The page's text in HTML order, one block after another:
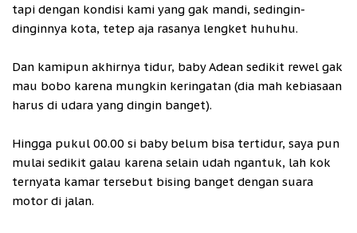
tapi dengan kondisi kami yang gak mandi, sedingin-
dinginnya kota, tetep aja rasanya lengket huhuhu.
Dan kamipun akhirnya tidur, baby Adean sedikit rewel gak
mau bobo karena mungkin keringatan (dia mah kebiasaan
harus di udara yang dingin banget).
Hingga pukul 00.00 si baby belum bisa tertidur, saya pun
mulai sedikit galau karena selain udah ngantuk, lah kok
ternyata kamar tersebut bising banget dengan suara
motor di jalan.